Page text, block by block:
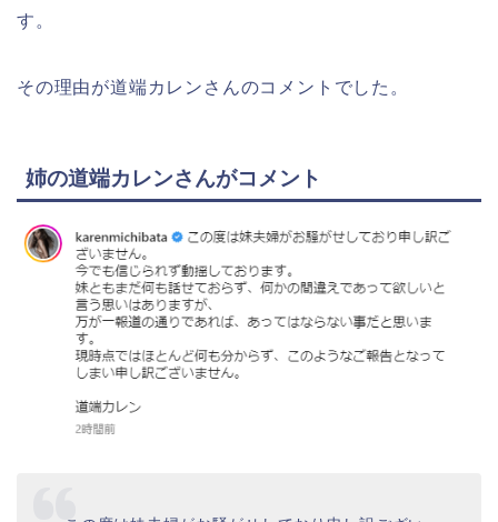
す。
その理由が道端カレンさんのコメントでした。
姉の道端カレンさんがコメント